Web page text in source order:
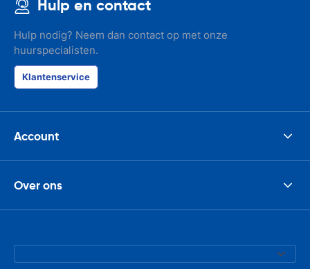
Hulp en contact
Hulp nodig? Neem dan contact op met onze
huurspecialisten.
Klantenservice
Account
Over ons